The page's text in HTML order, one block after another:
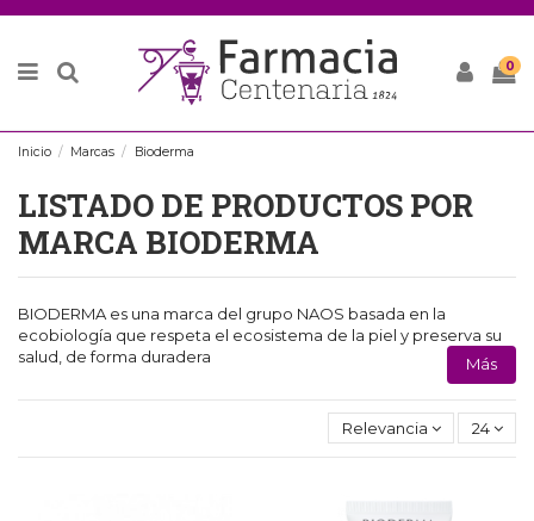
0
Inicio Marcas Bioderma
LISTADO DE PRODUCTOS POR
MARCA BIODERMA
BIODERMA es una marca del grupo NAOS basada en la
ecobiología que respeta el ecosistema de la piel y preserva su
salud, de forma duradera
Más
Relevancia 24